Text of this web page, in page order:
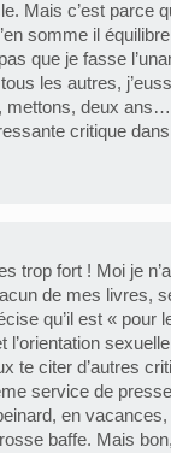
Mais c’est parce
somme il
que je fasse
les autres,
mettons, deux ans…
critique
trop fort ! Moi je
de mes livres,
qu’il est « pour
l’orientation
te citer d’autres
service de
en
baffe. Mais